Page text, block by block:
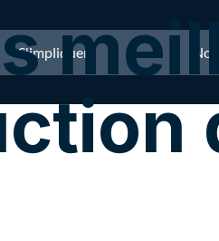
S'impliquer